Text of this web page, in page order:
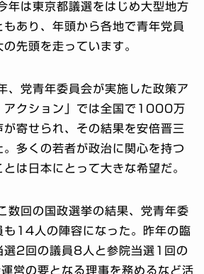
年は東京都議選をはじめ大型地方
あり、年頭から各地で青年党員
先頭を走っています。
、党青年委員会が実施した政策ア
アクション」では全国で1000万
が寄せられ、その結果を安倍晋三
多くの若者が政治に関心を持つ
は日本にとって大きな希望だ。
数回の国政選挙の結果、党青年委
も14人の陣容になった。昨年の臨
選2回の議員8人と参院当選1回の
営の要となる理事を務めるなど活